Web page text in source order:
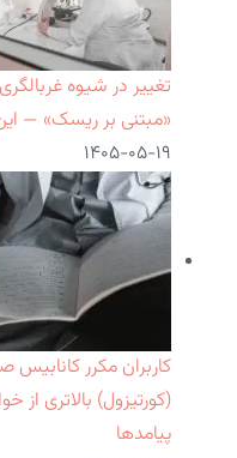
تغییر در شیوه
«مبتنی بر ریسک» —
۱۴۰۵-۰۵-۱۹
کاربران مکرر
(کورتیزول) بالاتری از
پیامدها